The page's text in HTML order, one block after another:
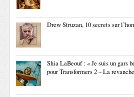
Drew Struzan, 10 secrets sur
Shia LaBeouf : « Je suis un gars
pour Transformers 2 – La